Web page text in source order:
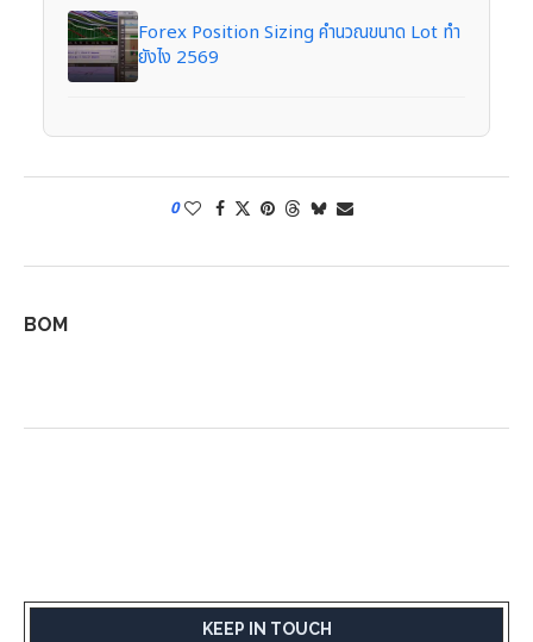
Forex Position Sizing คำนวณขนาด Lot ทำ
ยังไง 2569
0
BOM
KEEP IN TOUCH